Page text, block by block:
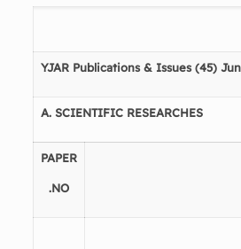
YJAR Publications & Issues (45)
A. SCIENTIFIC RESEARCHES
PAPER
NO.